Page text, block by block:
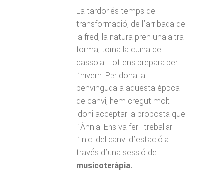
La tardor és temps de
transformació, de l’arribada de
la fred, la natura pren una altra
forma, torna la cuina de
cassola i tot ens prepara per
l’hivern. Per dona la
benvinguda a aquesta època
de canvi, hem cregut molt
idoni acceptar la proposta que
l’Ànnia. Ens va fer i treballar
l’inici del canvi d’estació a
través d’una sessió de
musicoteràpia.